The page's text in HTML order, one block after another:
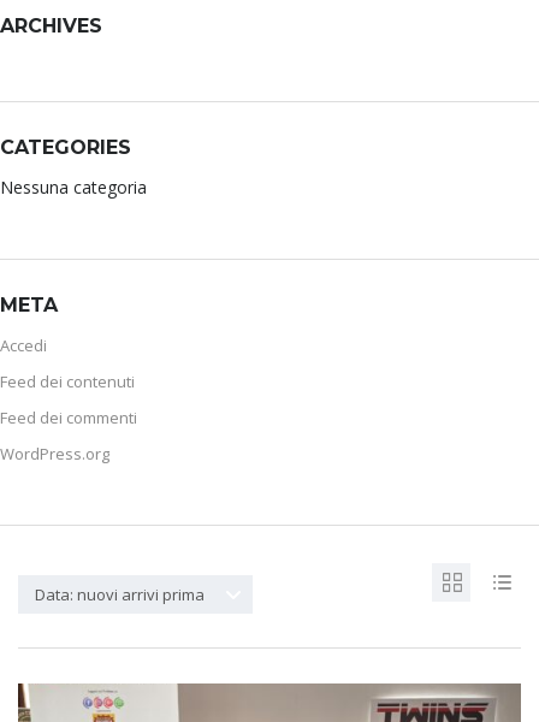
ARCHIVES
CATEGORIES
Nessuna categoria
META
Accedi
Feed dei contenuti
Feed dei commenti
WordPress.org
Data: nuovi arrivi prima